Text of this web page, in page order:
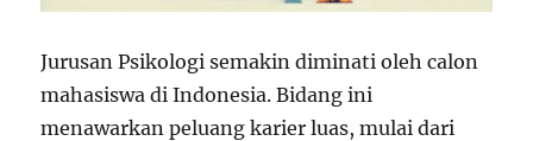
Jurusan Psikologi semakin diminati oleh calon
mahasiswa di Indonesia. Bidang ini
menawarkan peluang karier luas, mulai dari